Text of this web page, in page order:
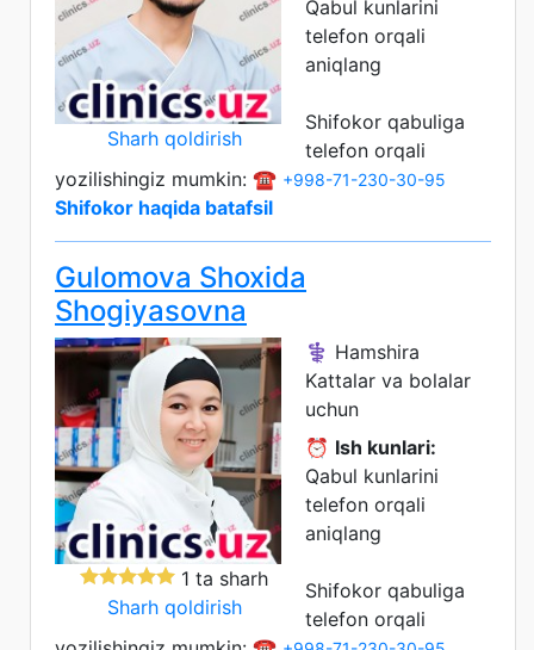
Sharh qoldirish
Qabul kunlarini
telefon orqali
aniqlang
Shifokor qabuliga
telefon orqali
yozilishingiz mumkin: ☎️ +998-71-230-30-95
Shifokor haqida batafsil
Gulomova Shoxida
Shogiyasovna
1 ta sharh
Sharh qoldirish
⚕️ Hamshira
Kattalar va bolalar
uchun
⏰ Ish kunlari:
Qabul kunlarini
telefon orqali
aniqlang
Shifokor qabuliga
telefon orqali